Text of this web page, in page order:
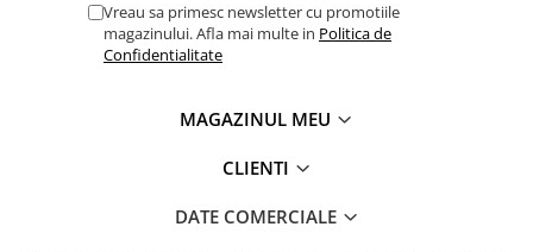
Vreau sa primesc newsletter cu promotiile
magazinului. Afla mai multe in Politica de
Confidentialitate
MAGAZINUL MEU
CLIENTI
DATE COMERCIALE